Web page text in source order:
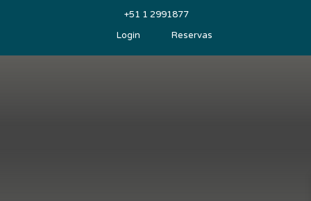
+51 1 2991877
Reservas
Login